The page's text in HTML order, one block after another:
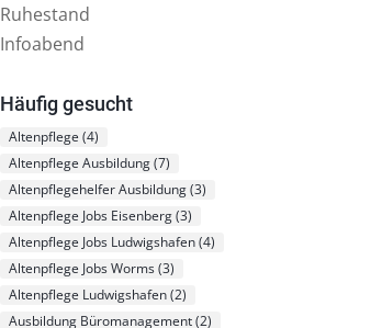
Ruhestand
Infoabend
Häufig gesucht
Altenpflege (4)
Altenpflege Ausbildung(7)
Altenpflegehelfer Ausbildung(3)
Altenpflege Jobs Eisenberg(3)
Altenpflege Jobs Ludwigshafen(4)
Altenpflege Jobs Worms(3)
Altenpflege Ludwigshafen(2)
Ausbildung Büromanagement(2)